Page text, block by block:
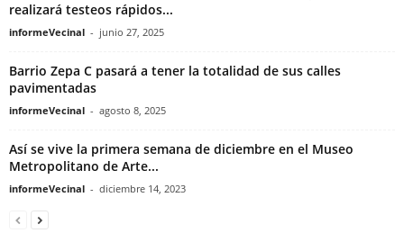
realizará testeos rápidos...
informeVecinal - junio 27, 2025
Barrio Zepa C pasará a tener la totalidad de sus calles
pavimentadas
informeVecinal - agosto 8, 2025
Así se vive la primera semana de diciembre en el Museo
Metropolitano de Arte...
informeVecinal - diciembre 14, 2023